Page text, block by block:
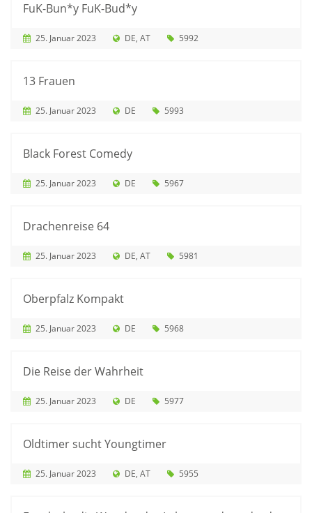
FuK-Bun*y FuK-Bud*y
25. Januar 2023 DE AT 5992
13 Frauen
25. Januar 2023 DE 5993
Black Forest Comedy
25. Januar 2023 DE 5967
Drachenreise 64
25. Januar 2023 DE AT 5981
Oberpfalz Kompakt
25. Januar 2023 DE 5968
Die Reise der Wahrheit
25. Januar 2023 DE 5977
Oldtimer sucht Youngtimer
25. Januar 2023 DE AT 5955